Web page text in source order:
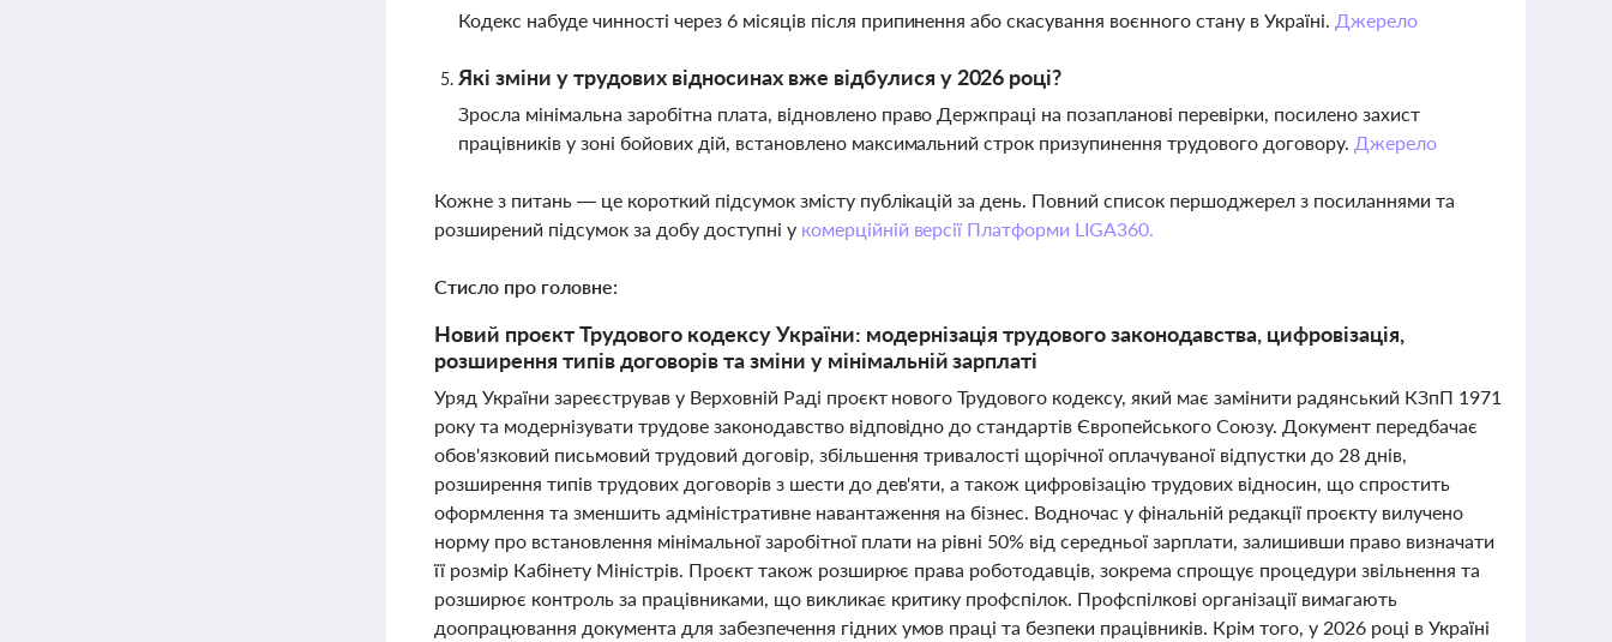
Кодекс набуде чинності через 6 місяців після припинення або скасування воєнного стану в Україні. Джерело
Які зміни у трудових відносинах вже відбулися у 2026 році?
Зросла мінімальна заробітна плата, відновлено право Держпраці на позапланові перевірки, посилено захист
працівників у зоні бойових дій, встановлено максимальний строк призупинення трудового договору. Джерело
Кожне з питань — це короткий підсумок змісту публікацій за день. Повний список першоджерел з посиланнями та
розширений підсумок за добу доступні у комерційній версії Платформи LIGA360.
Стисло про головне:
Новий проєкт Трудового кодексу України: модернізація трудового законодавства, цифровізація,
розширення типів договорів та зміни у мінімальній зарплаті
Уряд України зареєстрував у Верховній Раді проєкт нового Трудового кодексу, який має замінити радянський КЗпП 1971
року та модернізувати трудове законодавство відповідно до стандартів Європейського Союзу. Документ передбачає
обов'язковий письмовий трудовий договір, збільшення тривалості щорічної оплачуваної відпустки до 28 днів,
розширення типів трудових договорів з шести до дев'яти, а також цифровізацію трудових відносин, що спростить
оформлення та зменшить адміністративне навантаження на бізнес. Водночас у фінальній редакції проєкту вилучено
норму про встановлення мінімальної заробітної плати на рівні 50% від середньої зарплати, залишивши право визначати
її розмір Кабінету Міністрів. Проєкт також розширює права роботодавців, зокрема спрощує процедури звільнення та
розширює контроль за працівниками, що викликає критику профспілок. Профспілкові організації вимагають
доопрацювання документа для забезпечення гідних умов праці та безпеки працівників. Крім того, у 2026 році в Україні